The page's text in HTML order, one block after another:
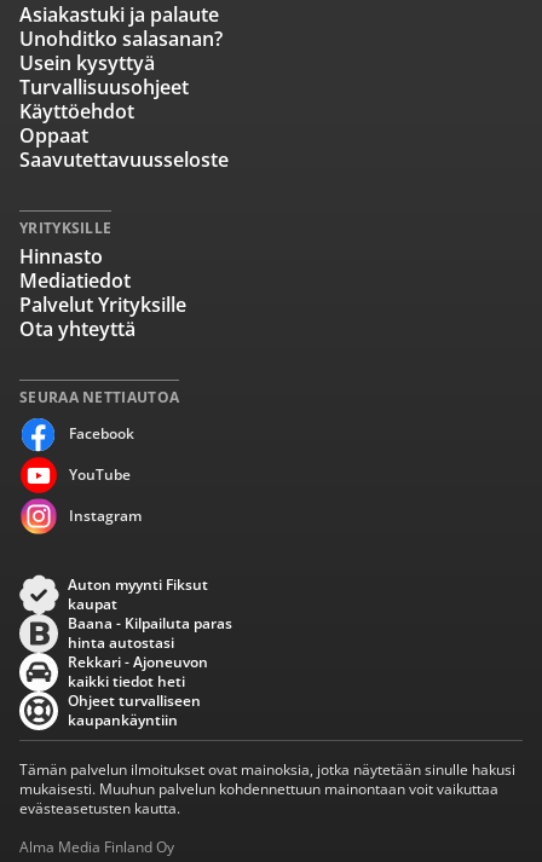
SEURAA NETTIAUTOA
Facebook
YouTube
Instagram
Asiakastuki ja palaute
Unohditko salasanan?
Usein kysyttyä
Turvallisuusohjeet
Käyttöehdot
Oppaat
Saavutettavuusseloste
YRITYKSILLE
Hinnasto
Mediatiedot
Palvelut Yrityksille
Ota yhteyttä
Auton myynti Fiksut
kaupat
Baana - Kilpailuta paras
hinta autostasi
Rekkari - Ajoneuvon
kaikki tiedot heti
Ohjeet turvalliseen
kaupankäyntiin
Tämän palvelun ilmoitukset ovat mainoksia, jotka näytetään sinulle hakusi
mukaisesti. Muuhun palvelun kohdennettuun mainontaan voit vaikuttaa
evästeasetusten kautta.
Alma Media Finland Oy